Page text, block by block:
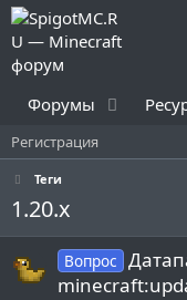
Форумы
Регистрация
Теги
1.20.x
Вопрос